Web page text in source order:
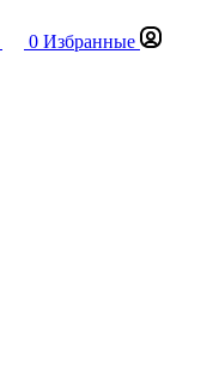
0 Избранные